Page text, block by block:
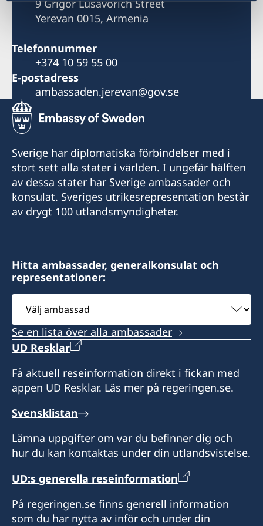
9 Grigor Lusavorich Street
Yerevan 0015, Armenia
Telefonnummer
+374 10 59 55 00
E-postadress
ambassaden.jerevan@gov.se
Sverige har diplomatiska förbindelser med i
stort sett alla stater i världen. I ungefär hälften
av dessa stater har Sverige ambassader och
konsulat. Sveriges utrikesrepresentation består
av drygt 100 utlandsmyndigheter.
Hitta ambassader, generalkonsulat och
representationer:
ambassad
Se en lista över alla ambassader
UD Resklar
Få aktuell reseinformation direkt i fickan med
appen UD Resklar. Läs mer på regeringen.se.
Svensklistan
Lämna uppgifter om var du befinner dig och
hur du kan kontaktas under din utlandsvistelse.
UD:s generella reseinformation
På regeringen.se finns generell information
som du har nytta av inför och under din